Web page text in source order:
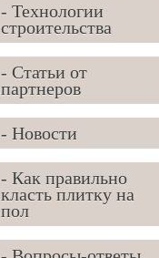
- Технологии
строительства
- Статьи от
партнеров
- Новости
- Как правильно
класть плитку на
пол